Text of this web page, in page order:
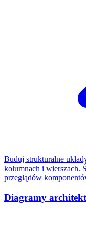
Buduj strukturalne
kolumnach i wierszach.
przeglądów
Diagramy